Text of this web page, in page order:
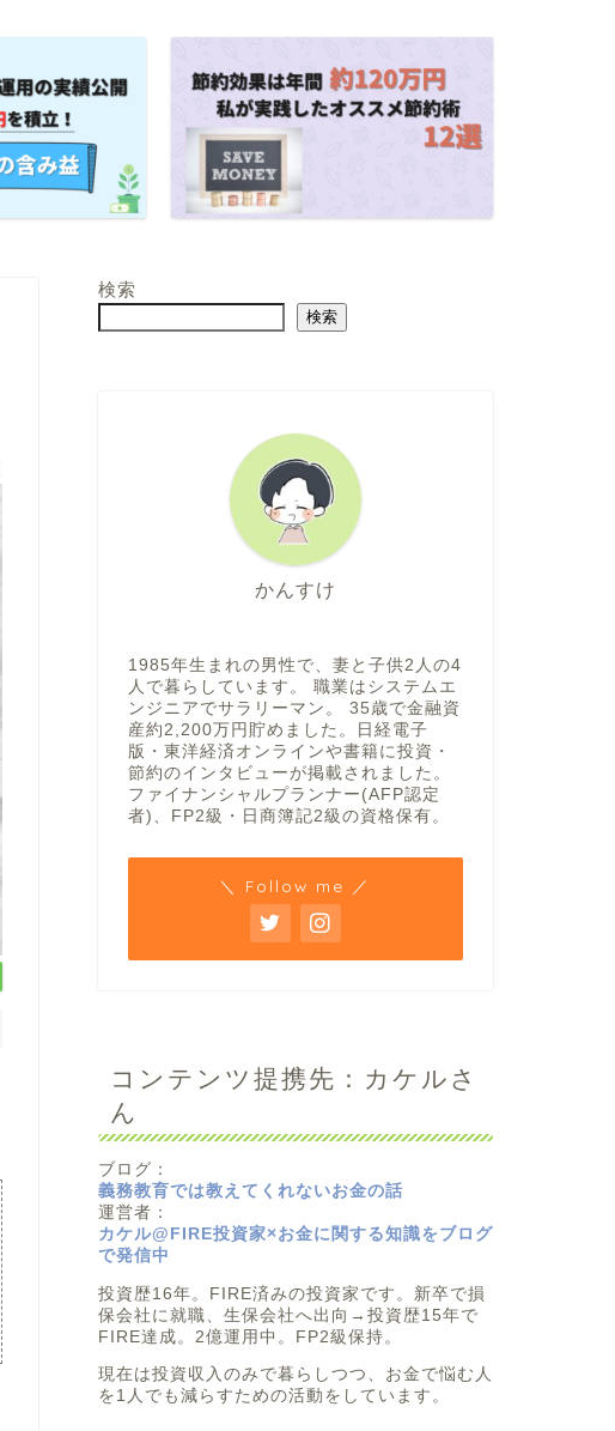
検索
検索
かんすけ
1985年生まれの男性で、妻と子供2人の4
人で暮らしています。 職業はシステムエ
ンジニアでサラリーマン。 35歳で金融資
産約2,200万円貯めました。日経電子
版・東洋経済オンラインや書籍に投資・
節約のインタビューが掲載されました。
ファイナンシャルプランナー(AFP認定
者)、FP2級・日商簿記2級の資格保有。
＼ Follow me ／
コンテンツ提携先：カケルさ
ん
ブログ：
義務教育では教えてくれないお金の話
運営者：
カケル@FIRE投資家×お金に関する知識をブログ
で発信中
投資歴16年。FIRE済みの投資家です。新卒で損
保会社に就職、生保会社へ出向→投資歴15年で
FIRE達成。2億運用中。FP2級保持。
現在は投資収入のみで暮らしつつ、お金で悩む人
を1人でも減らすための活動をしています。